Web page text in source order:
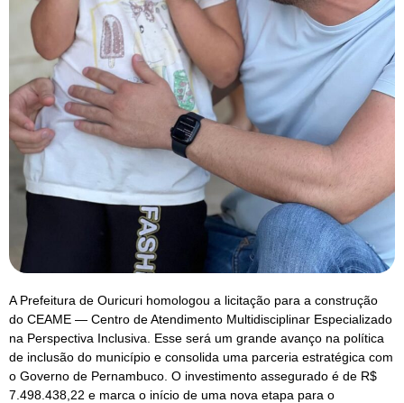
A Prefeitura de Ouricuri homologou a licitação para a construção
do CEAME — Centro de Atendimento Multidisciplinar Especializado
na Perspectiva Inclusiva. Esse será um grande avanço na política
de inclusão do município e consolida uma parceria estratégica com
o Governo de Pernambuco. O investimento assegurado é de R$
7.498.438,22 e marca o início de uma nova etapa para o